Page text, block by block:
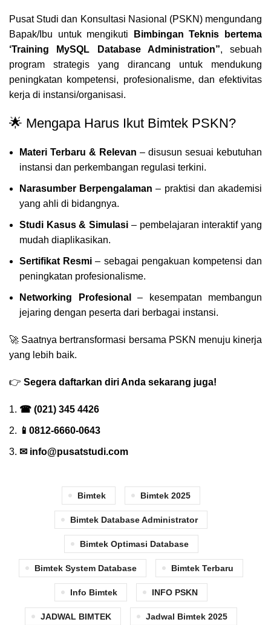
Pusat Studi dan Konsultasi Nasional (PSKN) mengundang
Bapak/Ibu untuk mengikuti
Bimbingan Teknis bertema
‘Training MySQL Database Administration”, sebuah
program strategis yang dirancang untuk mendukung
peningkatan kompetensi, profesionalisme, dan efektivitas
kerja di instansi/organisasi.
🌟 Mengapa Harus Ikut Bimtek PSKN?
Materi Terbaru & Relevan – disusun sesuai kebutuhan
instansi dan perkembangan regulasi terkini.
Narasumber Berpengalaman – praktisi dan akademisi
yang ahli di bidangnya.
Studi Kasus & Simulasi – pembelajaran interaktif yang
mudah diaplikasikan.
Sertifikat Resmi – sebagai pengakuan kompetensi dan
peningkatan profesionalisme.
Networking Profesional
– kesempatan membangun
jejaring dengan peserta dari berbagai instansi.
🚀 Saatnya bertransformasi bersama PSKN menuju kinerja
yang lebih baik.
👉 Segera daftarkan diri Anda sekarang juga!
☎ (021) 345 4426
📱0812-6660-0643
✉ info@pusatstudi.com
Bimtek Bimtek 2025
Bimtek Database Administrator
Bimtek Optimasi Database
Bimtek System Database Bimtek Terbaru
Info Bimtek INFO PSKN
JADWAL BIMTEK Jadwal Bimtek 2025